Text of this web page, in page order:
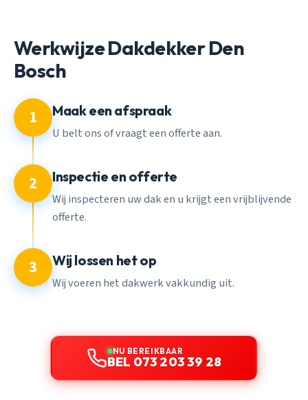
Werkwijze Dakdekker Den
Bosch
1 Maak een afspraak
U belt ons of vraagt een offerte aan.
2 Inspectie en offerte
Wij inspecteren uw dak en u krijgt een vrijblijvende
offerte.
3 Wij lossen het op
Wij voeren het dakwerk vakkundig uit.
NU BEREIKBAAR
BEL 073 203 39 28